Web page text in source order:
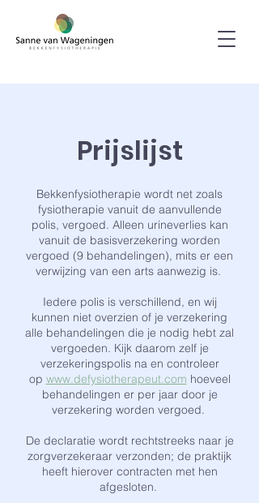
Prijslijst
Bekkenfysiotherapie wordt net zoals
fysiotherapie vanuit de aanvullende
polis, vergoed. Alleen urineverlies kan
vanuit de basisverzekering worden
vergoed (9 behandelingen), mits er een
verwijzing van een arts aanwezig is.
Iedere polis is verschillend, en wij
kunnen niet overzien of je verzekering
alle behandelingen die je nodig hebt zal
vergoeden. Kijk daarom zelf je
verzekeringspolis na en controleer
op www.defysiotherapeut.com hoeveel
behandelingen er per jaar door je
verzekering worden vergoed.
De declaratie wordt rechtstreeks naar je
zorgverzekeraar verzonden; de praktijk
heeft hierover contracten met hen
afgesloten.